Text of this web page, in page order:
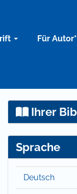
Für
Ihrer
Sprache
Deutsch